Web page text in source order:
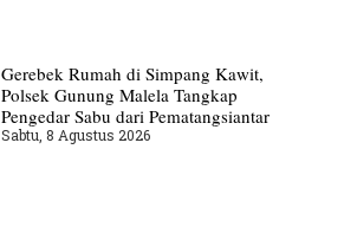
Gerebek Rumah di Simpang Kawit,
Polsek Gunung Malela Tangkap
Pengedar Sabu dari Pematangsiantar
Sabtu, 8 Agustus 2026